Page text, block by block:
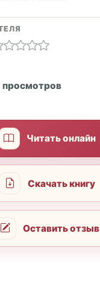
просмотров
Читать онлайн
Скачать книгу
Оставить отзыв